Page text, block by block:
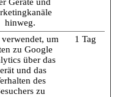
hinweg.
um
zu Google
über das
und das
des
zu
1 Tag